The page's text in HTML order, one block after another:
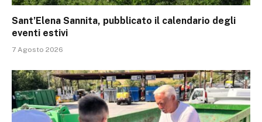
Sant’Elena Sannita, pubblicato il calendario degli
eventi estivi
7 Agosto 2026